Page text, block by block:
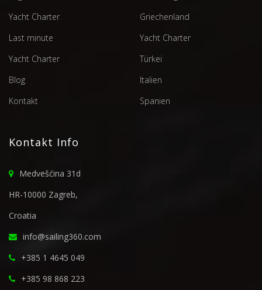
Yacht Charter
Last minute
Yacht Charter
Blog
Kontakt
Griechenland
Yacht Charter
Türkei
Italien
Spanien
Kontakt Info
Medvešćina 31d
HR-10000 Zagreb,
Croatia
info@sailing360.com
+385 1 4645 049
+385 98 868 223